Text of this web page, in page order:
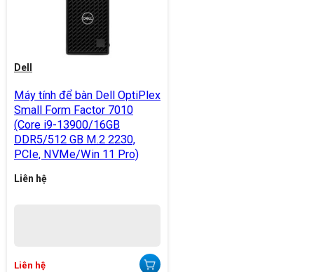
Dell
Máy tính để bàn Dell OptiPlex
Small Form Factor 7010
(Core i9-13900/16GB
DDR5/512 GB M.2 2230,
PCIe, NVMe/Win 11 Pro)
Liên hệ
Liên hệ